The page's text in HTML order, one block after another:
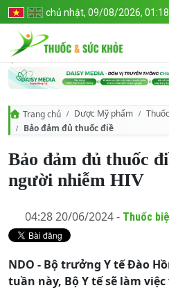
chủ nhật, 09/08/2026,
Trang chủ Dược Mỹ phẩm
Bảo đảm đủ thuốc điều trị ARV cho
Bảo đảm đủ thuốc
người nhiễm HIV
04:28 20/06/2024 - Thuốc
NDO - Bộ trưởng Y tế Đào
tuần này, Bộ Y tế sẽ làm